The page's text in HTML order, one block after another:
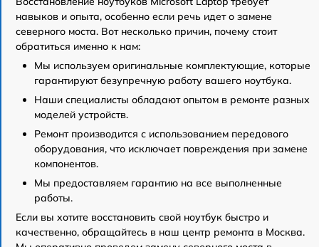
навыков и опыта, особенно если речь идет о замене
северного моста. Вот несколько причин, почему стоит
обратиться именно к нам:
Мы используем оригинальные комплектующие, которые
гарантируют безупречную работу вашего ноутбука.
Наши специалисты обладают опытом в ремонте разных
моделей устройств.
Ремонт производится с использованием передового
оборудования, что исключает повреждения при замене
компонентов.
Мы предоставляем гарантию на все выполненные
работы.
Если вы хотите восстановить свой ноутбук быстро и
качественно, обращайтесь в наш центр ремонта в Москва.